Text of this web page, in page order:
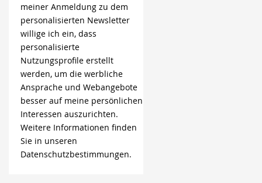
meiner Anmeldung zu dem
personalisierten Newsletter
willige ich ein, dass
personalisierte
Nutzungsprofile erstellt
werden, um die werbliche
Ansprache und Webangebote
besser auf meine persönlichen
Interessen auszurichten.
Weitere Informationen finden
Sie in unseren
Datenschutzbestimmungen.